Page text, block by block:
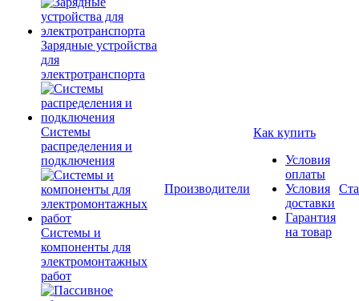
Зарядные устройства
для
электротранспорта
Системы
распределения и
подключения
Системы и
компоненты для
электромонтажных
работ
Производители
Как купить
Условия
оплаты
Условия
доставки
Гарантия
на товар